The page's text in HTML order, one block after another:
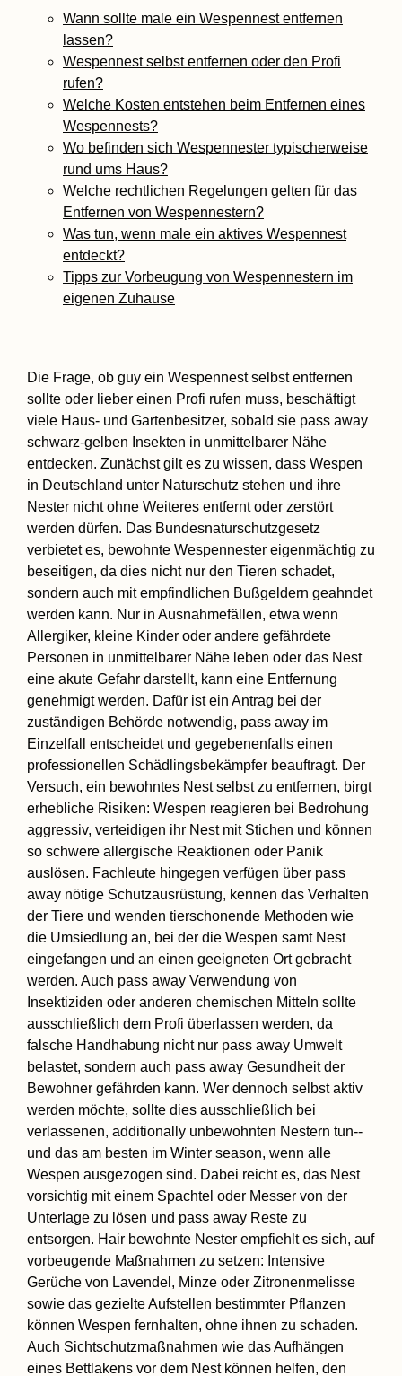
Wann sollte male ein Wespennest entfernen
lassen?
Wespennest selbst entfernen oder den Profi
rufen?
Welche Kosten entstehen beim Entfernen eines
Wespennests?
Wo befinden sich Wespennester typischerweise
rund ums Haus?
Welche rechtlichen Regelungen gelten für das
Entfernen von Wespennestern?
Was tun, wenn male ein aktives Wespennest
entdeckt?
Tipps zur Vorbeugung von Wespennestern im
eigenen Zuhause
Die Frage, ob guy ein Wespennest selbst entfernen
sollte oder lieber einen Profi rufen muss, beschäftigt
viele Haus- und Gartenbesitzer, sobald sie pass away
schwarz-gelben Insekten in unmittelbarer Nähe
entdecken. Zunächst gilt es zu wissen, dass Wespen
in Deutschland unter Naturschutz stehen und ihre
Nester nicht ohne Weiteres entfernt oder zerstört
werden dürfen. Das Bundesnaturschutzgesetz
verbietet es, bewohnte Wespennester eigenmächtig zu
beseitigen, da dies nicht nur den Tieren schadet,
sondern auch mit empfindlichen Bußgeldern geahndet
werden kann. Nur in Ausnahmefällen, etwa wenn
Allergiker, kleine Kinder oder andere gefährdete
Personen in unmittelbarer Nähe leben oder das Nest
eine akute Gefahr darstellt, kann eine Entfernung
genehmigt werden. Dafür ist ein Antrag bei der
zuständigen Behörde notwendig, pass away im
Einzelfall entscheidet und gegebenenfalls einen
professionellen Schädlingsbekämpfer beauftragt. Der
Versuch, ein bewohntes Nest selbst zu entfernen, birgt
erhebliche Risiken: Wespen reagieren bei Bedrohung
aggressiv, verteidigen ihr Nest mit Stichen und können
so schwere allergische Reaktionen oder Panik
auslösen. Fachleute hingegen verfügen über pass
away nötige Schutzausrüstung, kennen das Verhalten
der Tiere und wenden tierschonende Methoden wie
die Umsiedlung an, bei der die Wespen samt Nest
eingefangen und an einen geeigneten Ort gebracht
werden. Auch pass away Verwendung von
Insektiziden oder anderen chemischen Mitteln sollte
ausschließlich dem Profi überlassen werden, da
falsche Handhabung nicht nur pass away Umwelt
belastet, sondern auch pass away Gesundheit der
Bewohner gefährden kann. Wer dennoch selbst aktiv
werden möchte, sollte dies ausschließlich bei
verlassenen, additionally unbewohnten Nestern tun--
und das am besten im Winter season, wenn alle
Wespen ausgezogen sind. Dabei reicht es, das Nest
vorsichtig mit einem Spachtel oder Messer von der
Unterlage zu lösen und pass away Reste zu
entsorgen. Hair bewohnte Nester empfiehlt es sich, auf
vorbeugende Maßnahmen zu setzen: Intensive
Gerüche von Lavendel, Minze oder Zitronenmelisse
sowie das gezielte Aufstellen bestimmter Pflanzen
können Wespen fernhalten, ohne ihnen zu schaden.
Auch Sichtschutzmaßnahmen wie das Aufhängen
eines Bettlakens vor dem Nest können helfen, den